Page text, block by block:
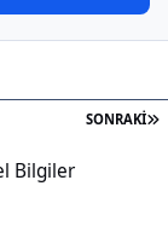
SONRAKI
Bilgiler